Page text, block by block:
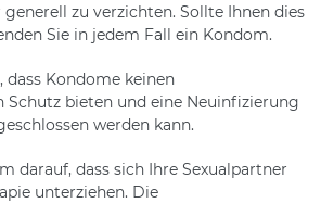
zu verzichten. Sollte Ihnen dies
Sie in jedem Fall ein Kondom.
dass Kondome keinen
bieten und eine Neuinfizierung
werden kann.
darauf, dass sich Ihre Sexualpartner
unterziehen. Die